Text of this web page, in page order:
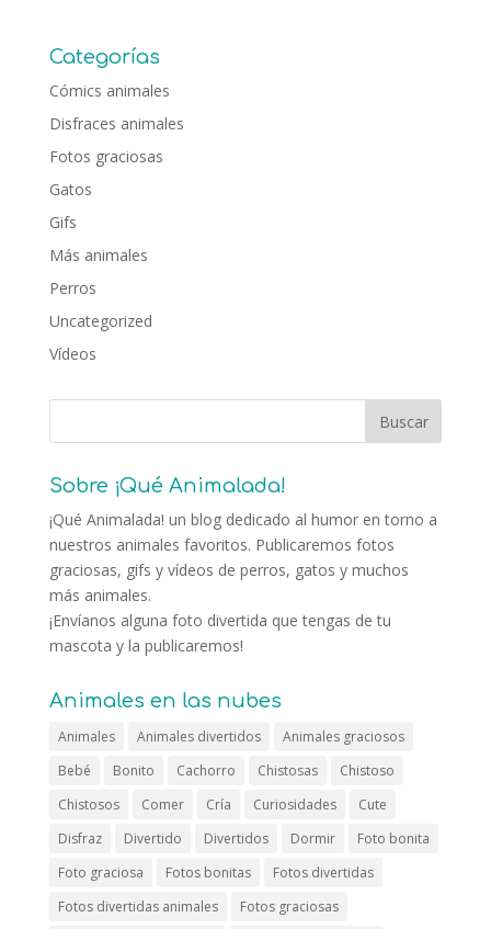
Categorías
Cómics animales
Disfraces animales
Fotos graciosas
Gatos
Gifs
Más animales
Perros
Uncategorized
Vídeos
Sobre ¡Qué Animalada!
¡Qué Animalada! un blog dedicado al humor en torno a
nuestros animales favoritos. Publicaremos fotos
graciosas, gifs y vídeos de perros, gatos y muchos
más animales.
¡Envíanos alguna foto divertida que tengas de tu
mascota y la publicaremos!
Animales en las nubes
Animales Animales divertidos
Animales graciosos
Bebé
Bonito Cachorro Chistosas
Chistoso
Chistosos
Comer Cría Curiosidades
Cute
Disfraz
Divertido Divertidos Dormir
Foto bonita
Foto graciosa
Fotos bonitas
Fotos divertidas
Fotos divertidas animales
Fotos graciosas